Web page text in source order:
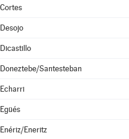
Cortes
Desojo
Dicastillo
Doneztebe/Santesteban
Echarri
Egüés
Enériz/Eneritz